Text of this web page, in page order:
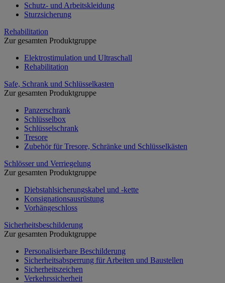
Schutz- und Arbeitskleidung
Sturzsicherung
Rehabilitation
Zur gesamten Produktgruppe
Elektrostimulation und Ultraschall
Rehabilitation
Safe, Schrank und Schlüsselkasten
Zur gesamten Produktgruppe
Panzerschrank
Schlüsselbox
Schlüsselschrank
Tresore
Zubehör für Tresore, Schränke und Schlüsselkästen
Schlösser und Verriegelung
Zur gesamten Produktgruppe
Diebstahlsicherungskabel und -kette
Konsignationsausrüstung
Vorhängeschloss
Sicherheitsbeschilderung
Zur gesamten Produktgruppe
Personalisierbare Beschilderung
Sicherheitsabsperrung für Arbeiten und Baustellen
Sicherheitszeichen
Verkehrssicherheit